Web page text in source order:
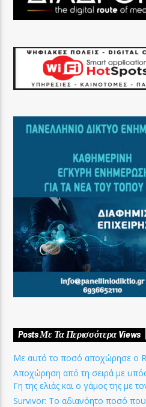
Posts Με Τα Περισσότερα Views
Με αυτό το ποσό αποχώρησε ο
Αποχώρηση από τη σειρά με
Γη της ελιάς και ο γάμος της με
Survivor: Το αδιανόητο ποσό